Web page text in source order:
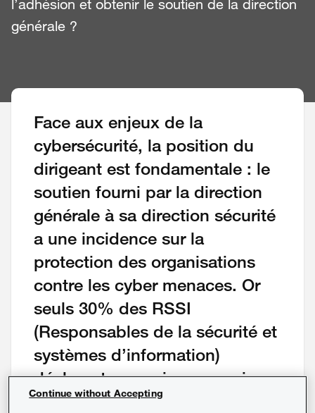
l’adhésion et obtenir le soutien de la direction
générale ?
Face aux enjeux de la
cybersécurité, la position du
dirigeant est fondamentale : le
soutien fourni par la direction
générale à sa direction sécurité
a une incidence sur la
protection des organisations
contre les cyber menaces. Or
seuls 30% des RSSI
(Responsables de la sécurité et
systèmes d’information)
déclarent recevoir un appui
suffisant de leur dirigeant
Continue without Accepting